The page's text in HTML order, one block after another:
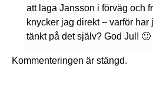
att laga Jansson i förväg och
knycker jag direkt – varför har
tänkt på det själv? God Jul! 🙂
Kommenteringen är stängd.